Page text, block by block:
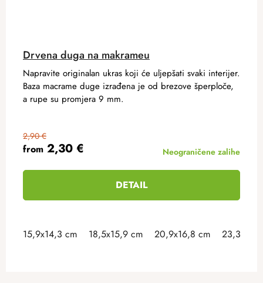
Drvena duga na makrameu
from 2,30 €
2,90 €
Neograničene zalihe
DETAIL
Napravite originalan ukras koji će uljepšati svaki interijer.
Baza macrame duge izrađena je od brezove šperploče,
a rupe su promjera 9 mm.
15,9x14,3 cm 18,5x15,9 cm 20,9x16,8 cm 23,3x18